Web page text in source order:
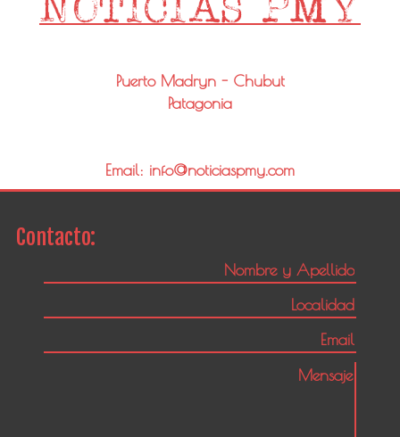
Puerto Madryn - Chubut
Patagonia
Email: info@noticiaspmy.com
Contacto: